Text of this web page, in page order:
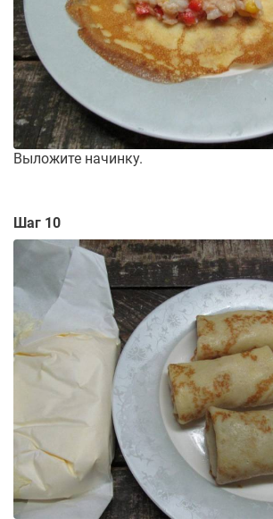
Выложите начинку.
Шаг 10